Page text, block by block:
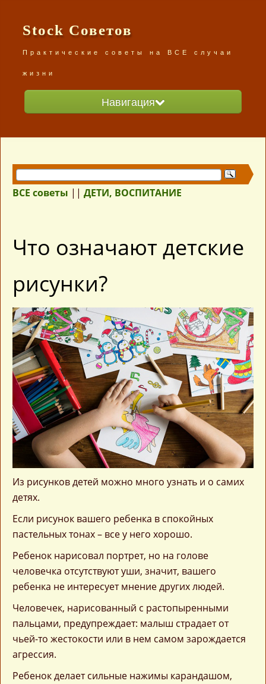
Stock Советов
Практические советы на ВСЕ случаи
жизни
Навигация
ВСЕ советы /карта сайта/
ВСЕ советы || ДЕТИ, ВОСПИТАНИЕ
Что означают детские
рисунки?
Из рисунков детей можно много узнать и о самих
детях.
Если рисунок вашего ребенка в спокойных
пастельных тонах – все у него хорошо.
Ребенок нарисовал портрет, но на голове
человечка отсутствуют уши, значит, вашего
ребенка не интересует мнение других людей.
Человечек, нарисованный с растопыренными
пальцами, предупреждает: малыш страдает от
чьей-то жестокости или в нем самом зарождается
агрессия.
Ребенок делает сильные нажимы карандашом,